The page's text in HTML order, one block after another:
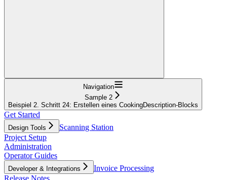
Navigation
Sample 2
Beispiel 2. Schritt 24: Erstellen eines CookingDescription-Blocks
Get Started
Design Tools
Scanning Station
Project Setup
Administration
Operator Guides
Developer & Integrations
Invoice Processing
Release Notes